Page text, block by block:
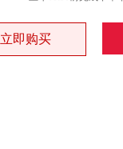
立即购买